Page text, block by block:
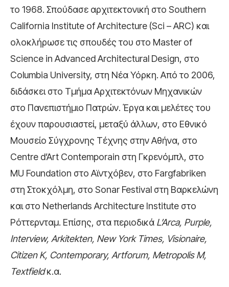
το 1968. Σπούδασε αρχιτεκτονική στο Southern
California Institute of Architecture (Sci – ARC) και
ολοκλήρωσε τις σπουδές του στο Master of
Science in Advanced Architectural Design, στο
Columbia University, στη Νέα Υόρκη. Από το 2006,
διδάσκει στο Τμήμα Αρχιτεκτόνων Μηχανικών
στο Πανεπιστήμιο Πατρών. Έργα και μελέτες του
έχουν παρουσιαστεί, μεταξύ άλλων, στο Εθνικό
Μουσείο Σύγχρονης Τέχνης στην Αθήνα, στο
Centre d’Art Contemporain στη Γκρενόμπλ, στο
MU Foundation στο Αϊντχόβεν, στο Fargfabriken
στη Στοκχόλμη, στο Sonar Festival στη Βαρκελώνη
και στο Netherlands Architecture Institute στο
Ρόττερνταμ. Επίσης, στα περιοδικά L’Arca, Purple,
Interview, Arkitekten, New York Times, Visionaire,
Citizen K, Contemporary, Artforum, Metropolis M,
Textfieldκ.α.